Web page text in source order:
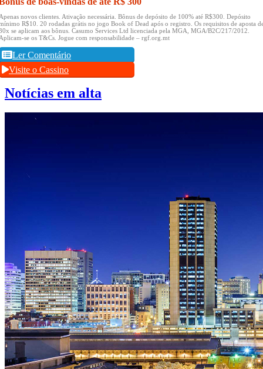
novos clientes. Ativação necessária. Bônus de depósito de 100% até R$300. Depósito
R$10. 20 rodadas grátis no jogo Book of Dead após o registro. Os requisitos de aposta
se aplicam aos bônus. Casumo Services Ltd licenciada pela MGA, MGA/B2C/217/2012.
se os T&Cs. Jogue com responsabilidade – rgf.org.mt
Ler Comentário
Visite o Cassino
Notícias em alta